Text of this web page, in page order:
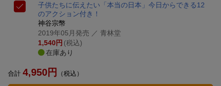
子供たちに伝えたい「本当の日本」 今日からできる12
のアクション付き！
神谷宗幣
2019年05月発売 ／ 青林堂
1,540円 (税込)
在庫あり
合計 4,950円 （税込）